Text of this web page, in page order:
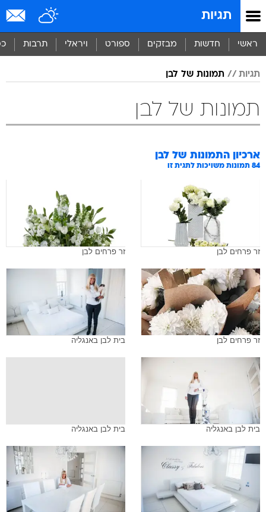
תגיות
ראשי חדשות מבזקים ספורט ויראלי תרבות
תגיות תמונות של לבן
תמונות של לבן
ארכיון התמונות של לבן
84 תמונות משויכות לתגית זו
זר פרחים לבן זר פרחים לבן
זר פרחים לבן בית לבן באנגליה
בית לבן באנגליה בית לבן באנגליה